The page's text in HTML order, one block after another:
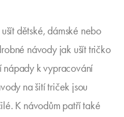
dětské, dámské nebo
návody jak ušít tričko
nápady k vypracování
na šití triček jsou
K návodům patří také